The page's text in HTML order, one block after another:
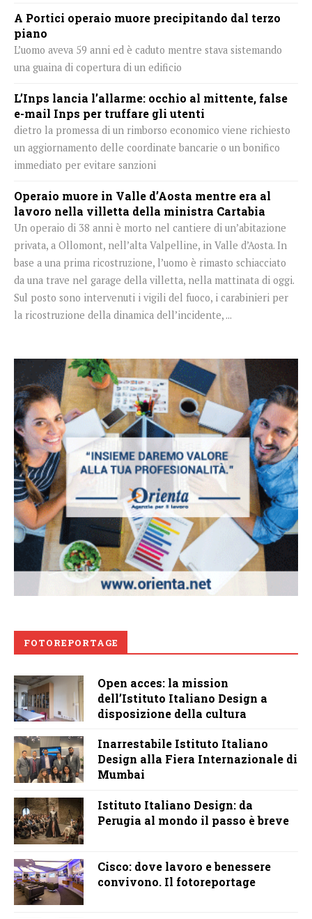
A Portici operaio muore precipitando dal terzo
piano
L’uomo aveva 59 anni ed è caduto mentre stava sistemando
una guaina di copertura di un edificio
L’Inps lancia l’allarme: occhio al mittente, false
e-mail Inps per truffare gli utenti
dietro la promessa di un rimborso economico viene richiesto
un aggiornamento delle coordinate bancarie o un bonifico
immediato per evitare sanzioni
Operaio muore in Valle d’Aosta mentre era al
lavoro nella villetta della ministra Cartabia
Un operaio di 38 anni è morto nel cantiere di un’abitazione
privata, a Ollomont, nell’alta Valpelline, in Valle d’Aosta. In
base a una prima ricostruzione, l’uomo è rimasto schiacciato
da una trave nel garage della villetta, nella mattinata di oggi.
Sul posto sono intervenuti i vigili del fuoco, i carabinieri per
la ricostruzione della dinamica dell’incidente, ...
FOTOREPORTAGE
Open acces: la mission
dell’Istituto Italiano Design a
disposizione della cultura
Inarrestabile Istituto Italiano
Design alla Fiera Internazionale di
Mumbai
Istituto Italiano Design: da
Perugia al mondo il passo è breve
Cisco: dove lavoro e benessere
convivono. Il fotoreportage